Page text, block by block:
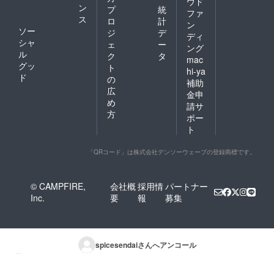
ン
ス
ソー
シャ
ル
グッ
ド
プ
ロ
ジ
ェ
ク
ト
の
広
め
方
統
計
デ
ー
タ
ファ
ン
ディ
ング
mac
hi-ya
補助
金申
請サ
ポー
ト
「QRコード」は株式会社デンソーウェーブの登録商標です。
© CAMPFIRE,
Inc.
会社概
要
採用情
報
パートナー
募集
spicesendaiさんへアンコール